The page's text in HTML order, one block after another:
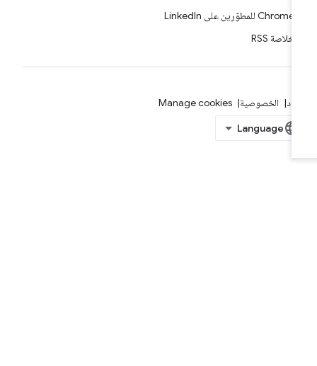
Chrome للمطوّرين على LinkedIn
خلاصة RSS
الخصوصية Manage cookies